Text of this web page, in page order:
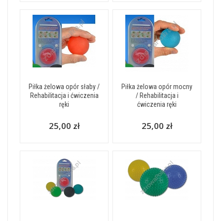
Piłka żelowa opór słaby /
Rehabilitacja i ćwiczenia
ręki
25,00 zł
Piłka żelowa opór mocny
/ Rehabilitacja i
ćwiczenia ręki
25,00 zł